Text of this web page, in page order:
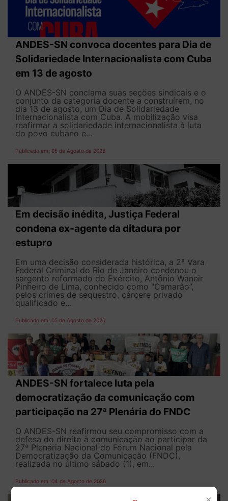
ANDES-SN convoca docentes para Dia de
Solidariedade Internacionalista com Cuba
em 13 de agosto
O ANDES-SN conclama suas seções sindicais e o
conjunto da categoria docente a construírem, no
dia 13 de agosto, um Dia de Solidariedade
Internacionalista com Cuba. A mobilização visa
reafirmar a solidariedade internacionalista à luta
do povo cubano e...
Publicado em: 05 de Agosto de 2026
Em decisão inédita, Justiça Federal
condena ex-agente da ditadura por
estupro
Em uma decisão considerada histórica, a 2ª Vara
Federal Criminal do Rio de Janeiro condenou o
sargento reformado do Exército, Antônio Waneir
Pinheiro de Lima, conhecido como "Camarão”,
pelos crimes de sequestro, cárcere privado
qualificado e...
Publicado em: 05 de Agosto de 2026
ANDES-SN fortalece luta pela
democratização da comunicação com
participação na 27ª Plenária do FNDC
O ANDES-SN reafirmou seu compromisso com a
defesa do direito à comunicação ao participar da
27ª Plenária Nacional do Fórum Nacional pela
Democratização da Comunicação (FNDC),
realizada no último sábado (1), em...
Publicado em: 04 de Agosto de 2026